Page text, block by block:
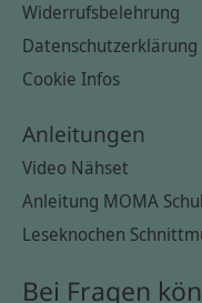
Widerrufsbelehrung
Datenschutzerklärung
Cookie Infos
Anleitungen
Video Nähset
Anleitung MOMA
Leseknochen
Bei Fragen